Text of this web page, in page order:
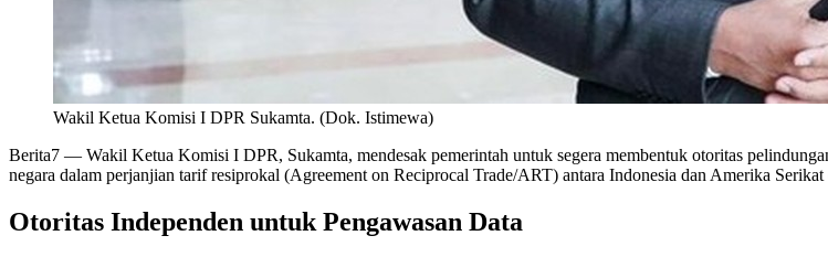
Wakil Ketua Komisi I DPR Sukamta. (Dok. Istimewa)
Berita7 — Wakil Ketua Komisi I DPR, Sukamta, mendesak pemerintah untuk segera membentuk otoritas
negara dalam perjanjian tarif resiprokal (Agreement on Reciprocal Trade/ART) antara Indonesia dan Amerika
Otoritas Independen untuk Pengawasan Data